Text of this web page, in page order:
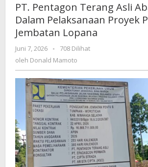
Asli
Abaikan
K3
Pelaksanaan
Penggantian
Jembatan
Lopana
PT. Pentagon Terang Asli
Dalam Pelaksanaan Proyek
Jembatan Lopana
Juni 7, 2026
oleh
Donald
-
708 Dilihat
oleh Donald Mamoto